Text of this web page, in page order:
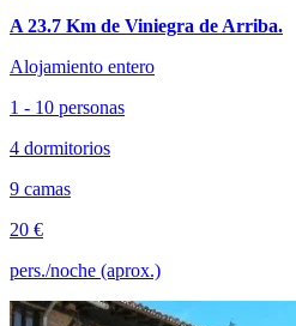
A 23.7 Km de Viniegra de Arriba.
Alojamiento entero
1 - 10 personas
4 dormitorios
9 camas
20 €
pers./noche (aprox.)